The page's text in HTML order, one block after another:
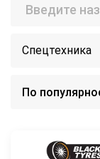
Спецтехника